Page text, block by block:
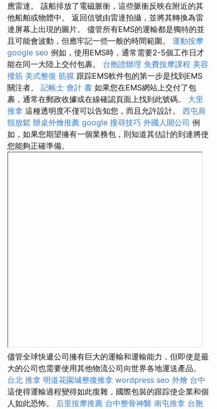
應雷達。 該船排放了電磁脈衝，這些脈衝反映在附近的其
他船舶或物體中。 返回信號由雷達拍攝，並將其轉換為雷
達屏幕上出現的圖片。 儘管所有EMS的運輸都是獨特的並
且可能會波動，但應牢記一些一般的時間範圍。 運動按摩
google seo 例如，使用EMS時，通常需要2-5個工作日才
能在同一大陸上交付包裹。 台胞證辦理 免費按摩課程 美容
撥筋 美式整復 筋膜 跟踪EMS軟件包的第一步是找到EMS
關注者。 記帳士 會計 書 如果您在EMS網站上交付了包
裹，通常在郵政收據或在線確認頁面上找到此號碼。 大里
推拿 這種透明度不僅可以告知您，而且允許設計。 西屯肩
頸放鬆 辦桌外燴推薦 google 搜尋技巧 外國人開公司 例
如，如果您期望擁有一個業務包，則知道其估計的到達將使
您能夠正確準備。
儘管全球快遞公司擁有巨大的運輸和運輸能力，但即使是最
大的公司也需要使用其他物流公司向世界各地運送產品。
台北 推拿 明道花園城整復推拿 wordpress seo 外燴 台中
這使得運輸過程變得如此復雜，國際包裝的跟踪使企業和個
人如此恐怖。 后里按摩推薦 台中整骨神醫 南屯推拿 台胞